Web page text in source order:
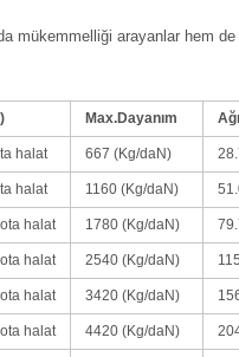
mükemmelliği arayanlar hem
Max.Dayanım
halat 667 (Kg/daN)
halat 1160 (Kg/daN)
halat 1780 (Kg/daN)
halat 2540 (Kg/daN) 115
halat 3420 (Kg/daN)
halat 4420 (Kg/daN)